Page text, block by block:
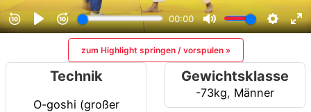
zum Highlight springen / vorspulen »
Technik
O-goshi (großer
Gewichtsklasse
-73kg, Männer